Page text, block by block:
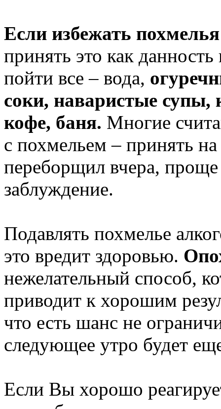
Если избежать
принять это как
пойти все – вода,
соки, наваристые
кофе, баня. Многие
с похмельем – принять
переборщил вчера,
заблуждение.
Подавлять похмелье
это вредит здоровью.
нежелательный способ,
приводит к хорошим
что есть шанс не
следующее утро будет
Если Вы хорошо